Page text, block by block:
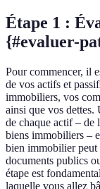
Étape 1 :
{#evaluer-
Pour commencer, il
de vos actifs et
immobiliers, vos
ainsi que vos dettes.
de chaque actif – de
biens immobiliers –
bien immobilier peut
documents publics
étape est
laquelle vous allez